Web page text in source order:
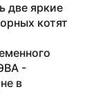
две яркие
котят
-
в